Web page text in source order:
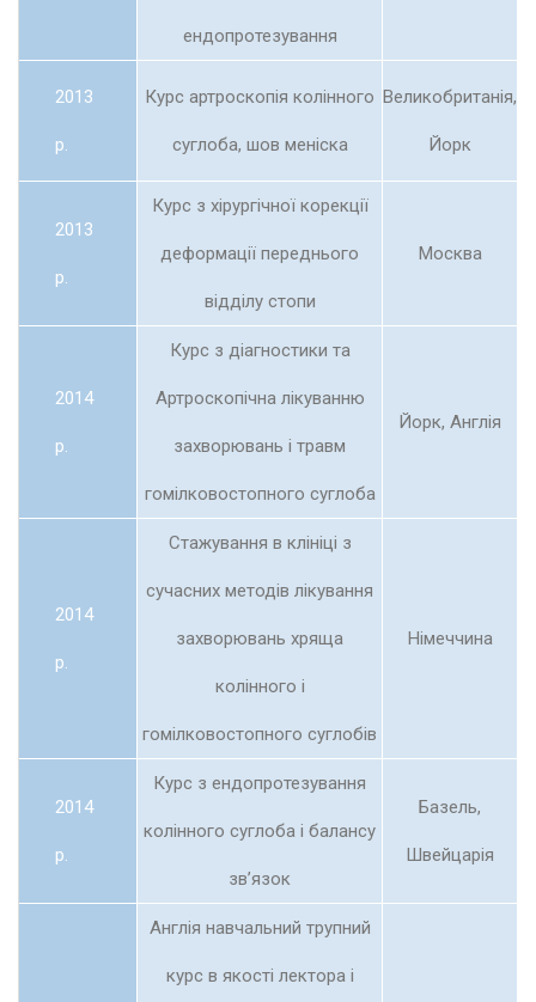
ендопротезування
2013
р.
Курс артроскопія колінного
суглоба, шов меніска
Великобританія,
Йорк
2013
р.
Курс з хірургічної корекції
деформації переднього
відділу стопи
Москва
2014
р.
Курс з діагностики та
Артроскопічна лікуванню
захворювань і травм
гомілковостопного суглоба
Йорк, Англія
2014
р.
Стажування в клініці з
сучасних методів лікування
захворювань хряща
колінного і
гомілковостопного суглобів
Німеччина
2014
р.
Курс з ендопротезування
колінного суглоба і балансу
зв’язок
Базель,
Швейцарія
Англія навчальний трупний
курс в якості лектора і